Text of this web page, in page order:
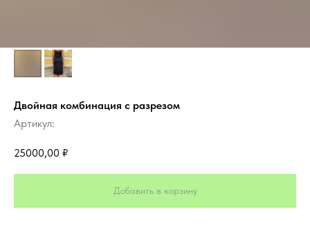
Двойная комбинация с разрезом
Артикул:
25000,00 ₽
Добавить в корзину